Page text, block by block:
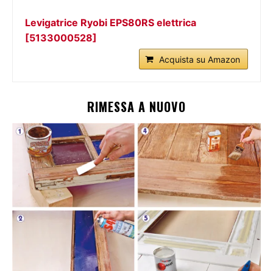
Levigatrice Ryobi EPS80RS elettrica
[5133000528]
Acquista su Amazon
RIMESSA A NUOVO